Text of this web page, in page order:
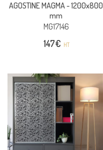
AGOSTINE MAGMA -1200x800
mm
MG17146
147€ HT